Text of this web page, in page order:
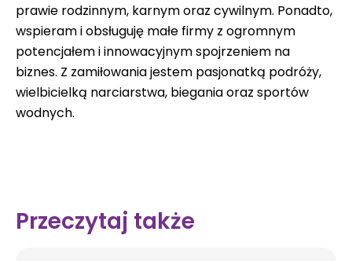
prawie rodzinnym, karnym oraz cywilnym. Ponadto,
wspieram i obsługuję małe firmy z ogromnym
potencjałem i innowacyjnym spojrzeniem na
biznes. Z zamiłowania jestem pasjonatką podróży,
wielbicielką narciarstwa, biegania oraz sportów
wodnych.
Przeczytaj także